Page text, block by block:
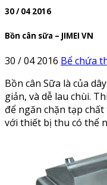
30 / 04 2016
Bồn cân sữa – JIMEI VN
30 / 04 2016 Bể chứa
Bồn cân Sữa là của
giản, và dễ lau chùi.
để ngăn chặn tạp
với thiết bị thu có thể